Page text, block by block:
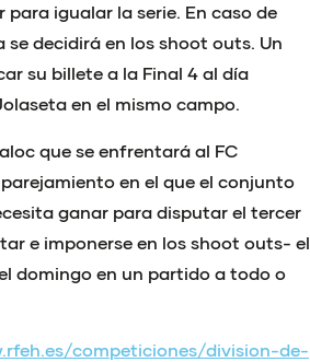
igualar la serie. En caso de
decidirá en los shoot outs. Un
su billete a la Final 4 al día
en el mismo campo.
que se enfrentará al FC
en el que el conjunto
ganar para disputar el tercer
e imponerse en los shoot outs- el
domingo en un partido a todo o
competiciones/division-de-